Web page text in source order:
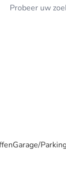
Probeer uw
Garage/